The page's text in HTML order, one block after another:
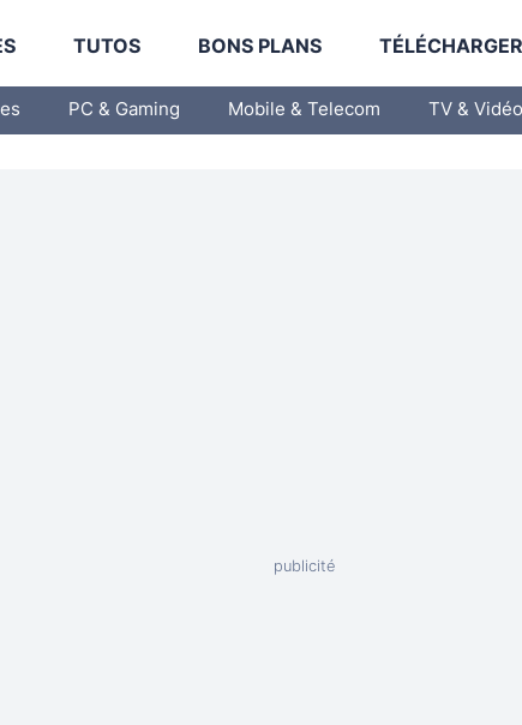
TUTOS BONS PLANS
PC & Gaming Mobile & Telecom TV & Vidéo